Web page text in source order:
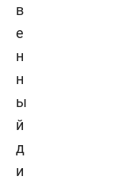
в
е
н
н
ы
й
д
и